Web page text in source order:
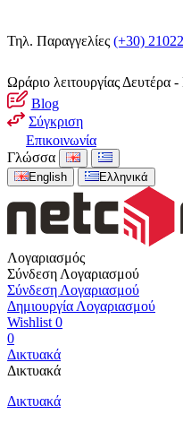
Τηλ. Παραγγελίες (+30)
Ωράριο λειτουργίας Δευτέρα
Blog
Σύγκριση
Επικοινωνία
Γλώσσα
English Ελληνικά
Λογαριασμός
Σύνδεση Λογαριασμού
Σύνδεση Λογαριασμού
Δημιουργία Λογαριασμού
Wishlist 0
0
Δικτυακά
Δικτυακά
Δικτυακά